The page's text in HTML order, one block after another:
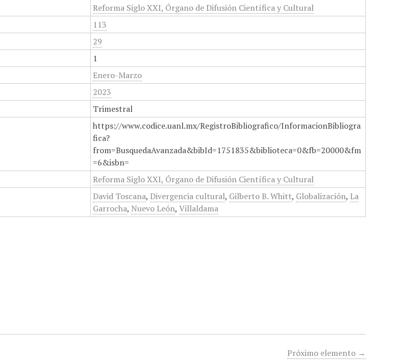
Reforma Siglo XXI, Órgano de Difusión Científica y Cultural
113
29
1
Enero-Marzo
2023
Trimestral
https://www.codice.uanl.mx/RegistroBibliografico/InformacionBibliogra
fica?
from=BusquedaAvanzada&bibId=1751835&biblioteca=0&fb=20000&fm
=6&isbn=
Reforma Siglo XXI, Órgano de Difusión Científica y Cultural
David Toscana, Divergencia cultural, Gilberto B. Whitt, Globalización, La
Garrocha, Nuevo León,Villaldama
Próximo elemento →